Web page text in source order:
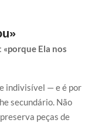
«porque Ela nos
indivisível — e é por
secundário. Não
peças de